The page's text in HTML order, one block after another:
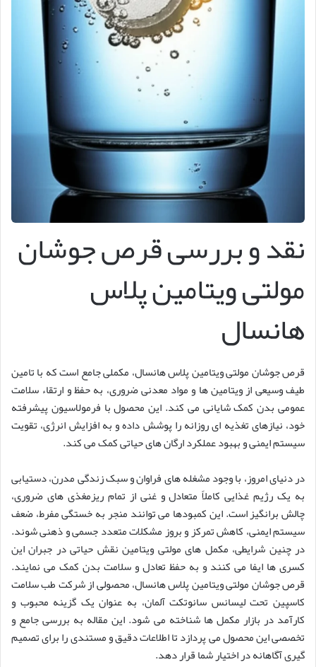
نقد و بررسی قرص جوشان
مولتی ویتامین پلاس
هانسال
قرص جوشان مولتی ویتامین پلاس هانسال، مکملی جامع است که با تامین
طیف وسیعی از ویتامین ها و مواد معدنی ضروری، به حفظ و ارتقاء سلامت
عمومی بدن کمک شایانی می کند. این محصول با فرمولاسیون پیشرفته
خود، نیازهای تغذیه ای روزانه را پوشش داده و به افزایش انرژی، تقویت
سیستم ایمنی و بهبود عملکرد ارگان های حیاتی کمک می کند.
در دنیای امروز، با وجود مشغله های فراوان و سبک زندگی مدرن، دستیابی
به یک رژیم غذایی کاملاً متعادل و غنی از تمام ریزمغذی های ضروری،
چالش برانگیز است. این کمبودها می توانند منجر به خستگی مفرط، ضعف
سیستم ایمنی، کاهش تمرکز و بروز مشکلات متعدد جسمی و ذهنی شوند.
در چنین شرایطی، مکمل های مولتی ویتامین نقش حیاتی در جبران این
کسری ها ایفا می کنند و به حفظ تعادل و سلامت بدن کمک می نمایند.
قرص جوشان مولتی ویتامین پلاس هانسال، محصولی از شرکت طب سلامت
کاسپین تحت لیسانس سانوتکت آلمان، به عنوان یک گزینه محبوب و
کارآمد در بازار مکمل ها شناخته می شود. این مقاله به بررسی جامع و
تخصصی این محصول می پردازد تا اطلاعات دقیق و مستندی را برای تصمیم
گیری آگاهانه در اختیار شما قرار دهد.